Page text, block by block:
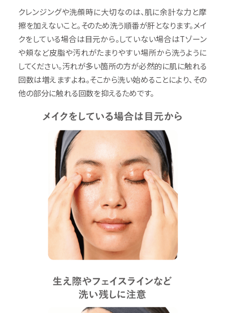
クレンジングや洗顔時に大切なのは、肌に余計な力と摩
擦を加えないこと。そのため洗う順番が肝となります。メイ
クをしている場合は目元から。していない場合はTゾーン
や頬など皮脂や汚れがたまりやすい場所から洗うように
してください。汚れが多い箇所の方が必然的に肌に触れる
回数は増えますよね。そこから洗い始めることにより、その
他の部分に触れる回数を抑えるためです。